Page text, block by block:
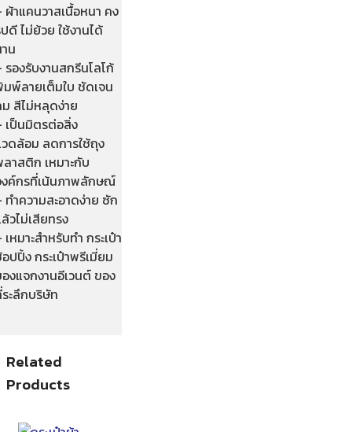
ผ้าแคนวาสเนื้อหนา คง
ดี ไม่ย้วย ใช้งานได้
น
รองรับงานสกรีนโลโก้
พ์ลายเต็มใบ ชัดเจน
สีไม่หลุดง่าย
เป็นมิตรต่อสิ่ง
ดล้อม ลดการใช้ถุง
าสติก เหมาะกับ
ค์กรที่เน้นภาพลักษณ์
ทำความสะอาดง่าย ซัก
วไม่เสียทรง
เหมาะสำหรับทำ กระเป๋า
ปปิ้ง กระเป๋าพรีเมี่ยม
งแจกงานอีเวนต์ ของ
ะลึกบริษัท
Related
Products